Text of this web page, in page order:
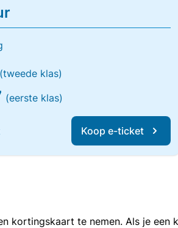
(tweede klas)
(eerste klas)
Koop e-ticket
kortingskaart te nemen. Als je